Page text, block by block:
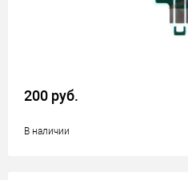
200 руб.
В наличии